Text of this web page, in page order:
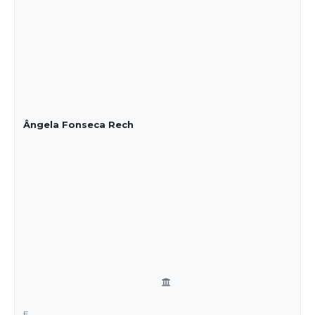
Ângela Fonseca Rech